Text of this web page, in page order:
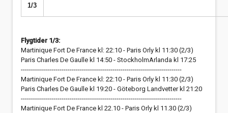
1/3
Flygtider 1/3:
Martinique Fort De France kl: 22:10 - Paris Orly kl 11:30 (2/3)
Paris Charles De Gaulle kl 14:50 - StockholmArlanda kl 17:25
-------------------------------------------------------------------------------
Martinique Fort De France kl: 22:10 - Paris Orly kl 11:30 (2/3)
Paris Charles De Gaulle kl 19:20 - Göteborg Landvetter kl 21:20
-------------------------------------------------------------------------------
Martinique Fort De France kl 22.10 - Paris Orly kl 11.30 (2/3)